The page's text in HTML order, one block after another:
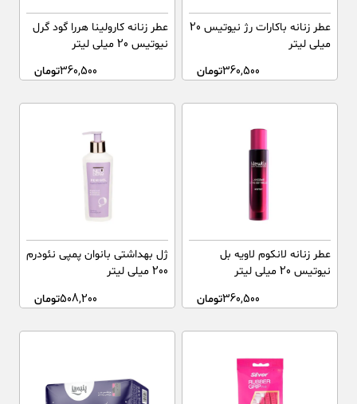
عطر زنانه باکارات رژ نیوتیس 20
میلی لیتر
360,500تومان
عطر زنانه کارولینا هررا گود گرل
نیوتیس 20 میلی لیتر
360,500تومان
عطر زنانه لانکوم لاویه بل
نیوتیس 20 میلی لیتر
360,500تومان
ژل بهداشتی بانوان پمپی نئودرم
200 میلی لیتر
508,200تومان